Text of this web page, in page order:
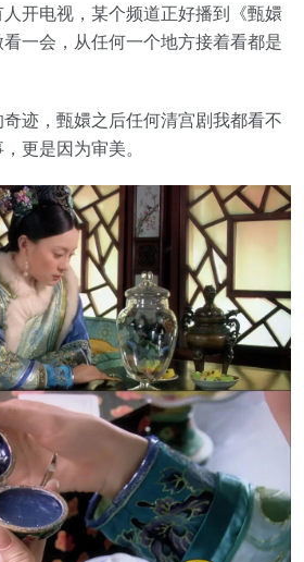
开电视，某个频道正好播到《甄嬛
一会，从任何一个地方接着看都是
奇迹，甄嬛之后任何清宫剧我都看不
更是因为审美。